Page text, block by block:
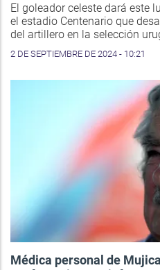
El goleador celeste dará este
el estadio Centenario que
del artillero en la selección
2 DE SEPTIEMBRE DE 2024 - 10:21
Médica personal de